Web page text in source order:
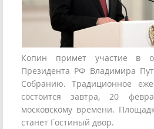
Копин примет участие в
Президента РФ Владимира
Собранию. Традиционное
состоится завтра, 20
московскому времени.
станет Гостиный двор.